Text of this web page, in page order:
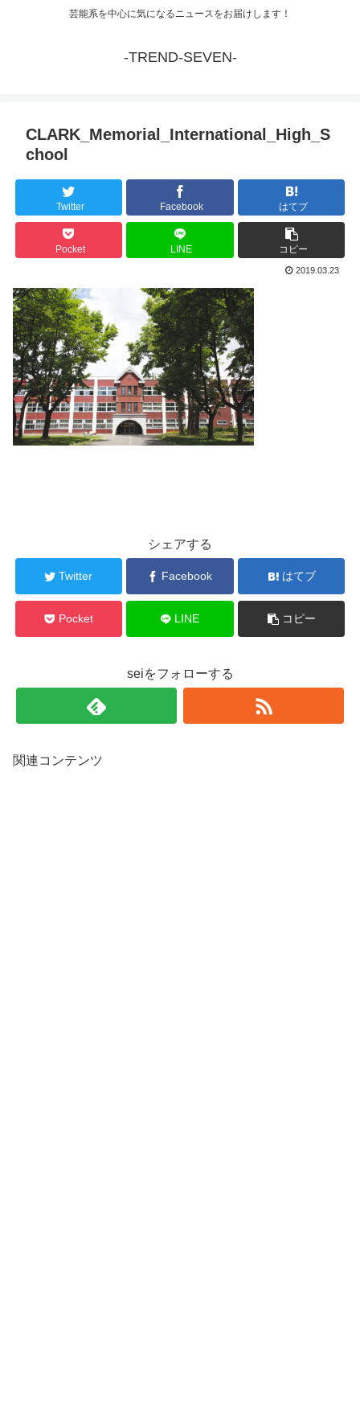
芸能系を中心に気になるニュースをお届けします！
-TREND-SEVEN-
CLARK_Memorial_International_High_S
chool
Twitter Facebook はてブ
Pocket LINE コピー
2019.03.23
シェアする
Twitter Facebook はてブ
Pocket LINE コピー
seiをフォローする
関連コンテンツ